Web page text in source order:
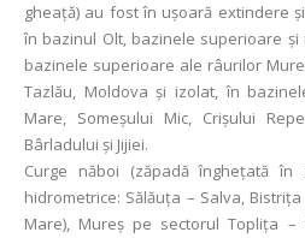
gheaţă) au fost în uşoară extindere
în bazinul Olt, bazinele superioare și
bazinele superioare ale râurilor
Tazlău, Moldova şi izolat, în
Mare, Someșului Mic, Crișului
Bârladului şi Jijiei.
Curge năboi (zăpadă înghețată
hidrometrice: Sălăuța – Salva,
Mare), Mureș pe sectorul Toplița